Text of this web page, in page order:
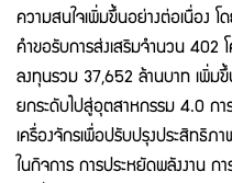
ความสนใจเพิ่มขึ้นอย่างต่อเนื่อง
คำขอรับการส่งเสริมจำนวน 402
ลงทุนรวม 37,652 ล้านบาท เพิ่ม
ยกระดับไปสู่อุตสาหกรรม 4.0 กา
เครื่องจักรเพื่อปรับปรุงประสิทธิภ
ในกิจการ การประหยัดพลังงาน ก